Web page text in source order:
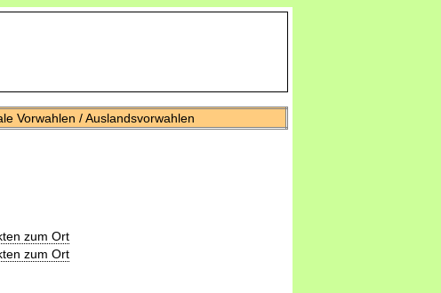
Vorwahlen / Auslandsvorwahlen
zum Ort
zum Ort